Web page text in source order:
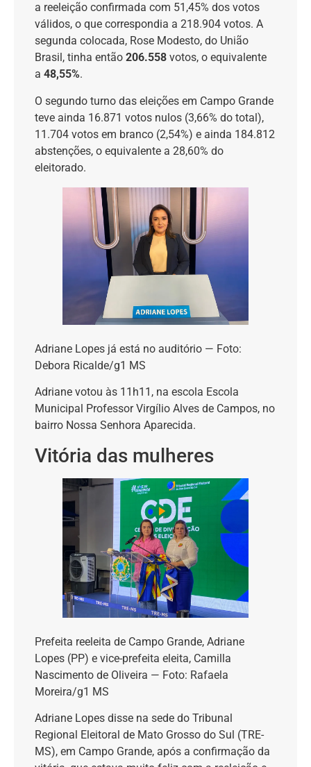
a reeleição confirmada com 51,45% dos votos
válidos, o que correspondia a 218.904 votos. A
segunda colocada, Rose Modesto, do União
Brasil, tinha então 206.558 votos, o equivalente
a 48,55%.
O segundo turno das eleições em Campo Grande
teve ainda 16.871 votos nulos (3,66% do total),
11.704 votos em branco (2,54%) e ainda 184.812
abstenções, o equivalente a 28,60% do
eleitorado.
Adriane Lopes já está no auditório — Foto:
Debora Ricalde/g1 MS
Adriane votou às 11h11, na escola Escola
Municipal Professor Virgílio Alves de Campos, no
bairro Nossa Senhora Aparecida.
Vitória das mulheres
Prefeita reeleita de Campo Grande, Adriane
Lopes (PP) e vice-prefeita eleita, Camilla
Nascimento de Oliveira — Foto: Rafaela
Moreira/g1 MS
Adriane Lopes disse na sede do Tribunal
Regional Eleitoral de Mato Grosso do Sul (TRE-
MS), em Campo Grande, após a confirmação da